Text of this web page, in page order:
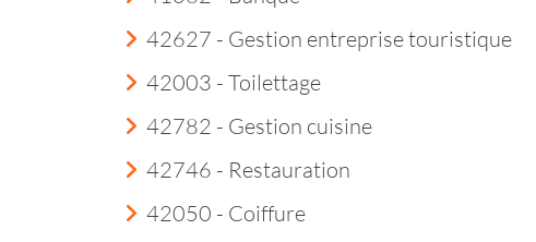
42627 - Gestion entreprise touristique
42003 - Toilettage
42782 - Gestion cuisine
42746 - Restauration
42050 - Coiffure